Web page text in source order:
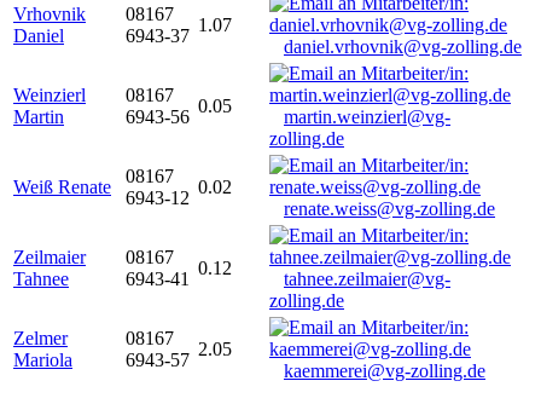
Vrhovnik
Daniel
08167
6943-37
1.07
daniel.vrhovnik@vg-zolling.de
Weinzierl
Martin
08167
6943-56
0.05
martin.weinzierl@vg-
zolling.de
Weiß Renate
08167
6943-12
0.02
renate.weiss@vg-zolling.de
Zeilmaier
Tahnee
08167
6943-41
0.12
tahnee.zeilmaier@vg-
zolling.de
Zelmer
Mariola
08167
6943-57
2.05
kaemmerei@vg-zolling.de